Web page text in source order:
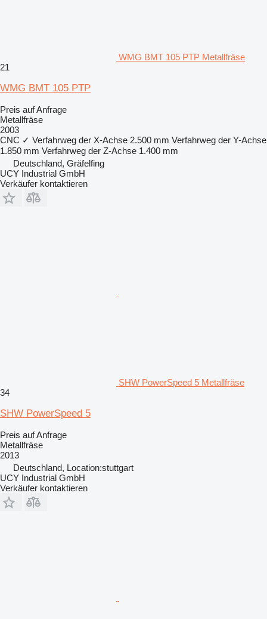
WMG BMT 105 PTP Metallfräse
21
WMG BMT 105 PTP
Preis auf Anfrage
Metallfräse
2003
CNC ✓ Verfahrweg der X-Achse 2.500 mm Verfahrweg der Y-Achse
1.850 mm Verfahrweg der Z-Achse 1.400 mm
Deutschland, Gräfelfing
UCY Industrial GmbH
Verkäufer kontaktieren
SHW PowerSpeed 5 Metallfräse
34
SHW PowerSpeed 5
Preis auf Anfrage
Metallfräse
2013
Deutschland, Location:stuttgart
UCY Industrial GmbH
Verkäufer kontaktieren